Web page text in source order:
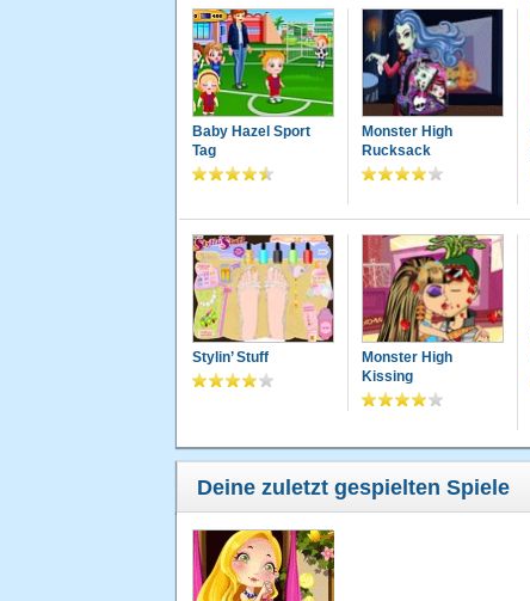
Baby Hazel Sport
Tag
Monster High
Rucksack
Stylin’ Stuff
Monster High
Kissing
Deine zuletzt gespielten Spiele